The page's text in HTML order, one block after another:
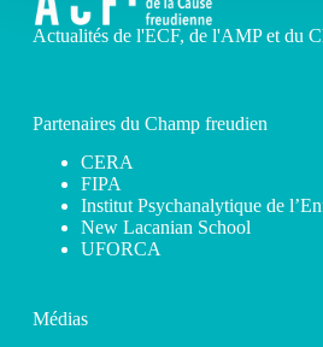
Actualités de l'ECF, de l'AMP et du
Partenaires du Champ freudien
CERA
FIPA
Institut Psychanalytique de
New Lacanian School
UFORCA
Médias